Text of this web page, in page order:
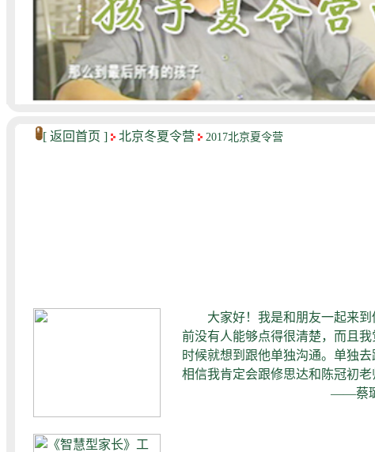
[ 返回首页 ] 北京冬夏令营 2017北京夏令营
大家好！我是和朋友一起来到
前没有人能够点得很清楚，而且
时候就想到跟他单独沟通。单独
相信我肯定会跟修思达和陈冠初
——蔡璐瞳（